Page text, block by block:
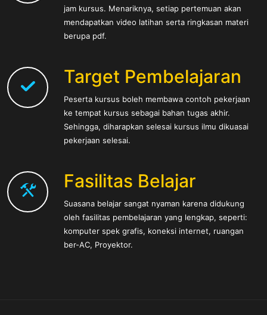
jam kursus. Menariknya, setiap pertemuan akan
mendapatkan video latihan serta ringkasan materi
berupa pdf.
Target Pembelajaran
Peserta kursus boleh membawa contoh pekerjaan
ke tempat kursus sebagai bahan tugas akhir.
Sehingga, diharapkan selesai kursus ilmu dikuasai
pekerjaan selesai.
Fasilitas Belajar
Suasana belajar sangat nyaman karena didukung
oleh fasilitas pembelajaran yang lengkap, seperti:
komputer spek grafis, koneksi internet, ruangan
ber-AC, Proyektor.